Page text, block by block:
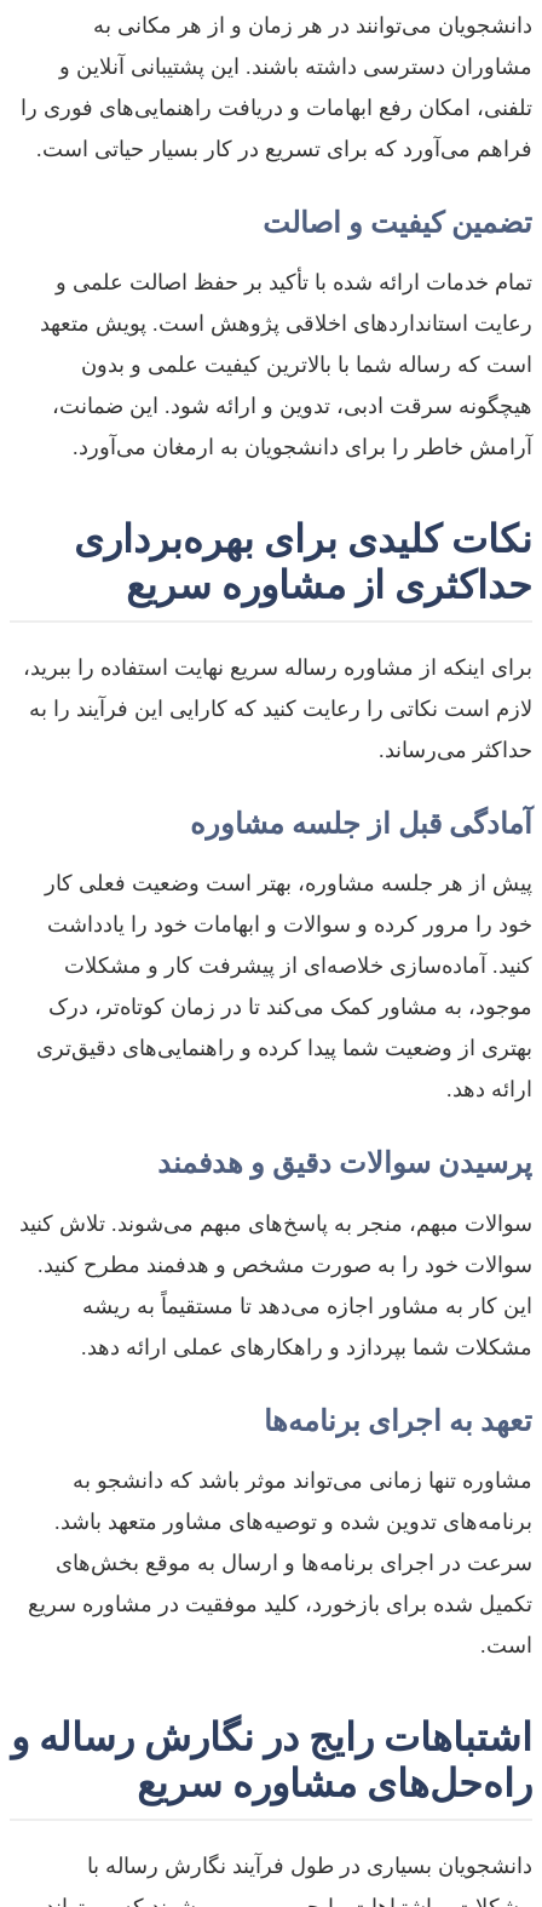
دانشجویان می‌توانند در هر زمان و از هر مکانی به
مشاوران دسترسی داشته باشند. این پشتیبانی آنلاین و
تلفنی، امکان رفع ابهامات و دریافت راهنمایی‌های فوری را
فراهم می‌آورد که برای تسریع در کار بسیار حیاتی است.
تضمین کیفیت و اصالت
تمام خدمات ارائه شده با تأکید بر حفظ اصالت علمی و
رعایت استانداردهای اخلاقی پژوهش است. پویش متعهد
است که رساله شما با بالاترین کیفیت علمی و بدون
هیچگونه سرقت ادبی، تدوین و ارائه شود. این ضمانت،
آرامش خاطر را برای دانشجویان به ارمغان می‌آورد.
نکات کلیدی برای بهره‌برداری
حداکثری از مشاوره سریع
برای اینکه از مشاوره رساله سریع نهایت استفاده را ببرید،
لازم است نکاتی را رعایت کنید که کارایی این فرآیند را به
حداکثر می‌رساند.
آمادگی قبل از جلسه مشاوره
پیش از هر جلسه مشاوره، بهتر است وضعیت فعلی کار
خود را مرور کرده و سوالات و ابهامات خود را یادداشت
کنید. آماده‌سازی خلاصه‌ای از پیشرفت کار و مشکلات
موجود، به مشاور کمک می‌کند تا در زمان کوتاه‌تر، درک
بهتری از وضعیت شما پیدا کرده و راهنمایی‌های دقیق‌تری
ارائه دهد.
پرسیدن سوالات دقیق و هدفمند
سوالات مبهم، منجر به پاسخ‌های مبهم می‌شوند. تلاش کنید
سوالات خود را به صورت مشخص و هدفمند مطرح کنید.
این کار به مشاور اجازه می‌دهد تا مستقیماً به ریشه
مشکلات شما بپردازد و راهکارهای عملی ارائه دهد.
تعهد به اجرای برنامه‌ها
مشاوره تنها زمانی می‌تواند موثر باشد که دانشجو به
برنامه‌های تدوین شده و توصیه‌های مشاور متعهد باشد.
سرعت در اجرای برنامه‌ها و ارسال به موقع بخش‌های
تکمیل شده برای بازخورد، کلید موفقیت در مشاوره سریع
است.
اشتباهات رایج در نگارش رساله و
راه‌حل‌های مشاوره سریع
دانشجویان بسیاری در طول فرآیند نگارش رساله با